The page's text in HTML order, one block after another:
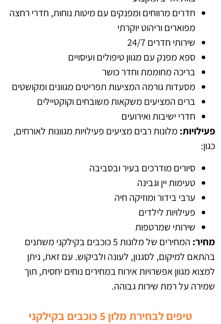
חדרים מרווחים ומפנקים עם מיטות נוחות, חדרי רחצה
מפוארים וריהוט יוקרתי
שירותי חדרים 24/7
ספא מפנק עם מגוון טיפולים ועיסויים
בריכה מחוממת וחדר כושר
מסעדות גורמה המציעות תפריטים מגוונים ומקושטים
ברים המציעים משקאות משובחים וקוקטיילים
חדרי ישיבות ואירועים
פעילויות:מלונות רבים מציעים פעילויות מגוונות לאורחים,
כגון:
סיורים מודרכים בעיר ובסביבה
טעימות יין וגבינה
ערבי בידור ומוזיקה חיה
פעילויות לילדים
שירותי שמרטפות
מחיר:
המחירים של מלונות 5 כוכבים בקילקני משתנים
בהתאם למיקום, לסגנון, לעונה ולביקוש. עם זאת, ניתן
למצוא מגוון אפשרויות אירוח במחירים נוחים יחסית, תוך
שמירה על רמת שירות גבוהה.
טיפים לבחירת מלון 5 כוכבים בקילקני